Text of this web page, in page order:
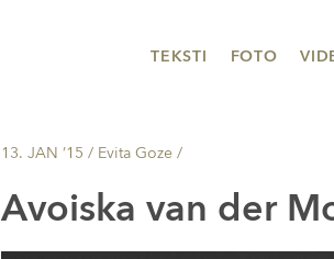
TEKSTI FOTO
13. JAN ’15 / Evita Goze /
Avoiska van der